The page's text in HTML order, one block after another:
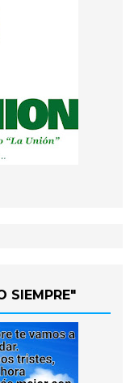
SIEMPRE"